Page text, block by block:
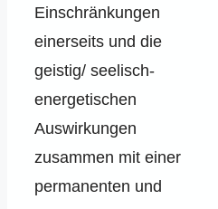
Einschränkungen
einerseits und die
geistig/ seelisch-
energetischen
Auswirkungen
zusammen mit einer
permanenten und